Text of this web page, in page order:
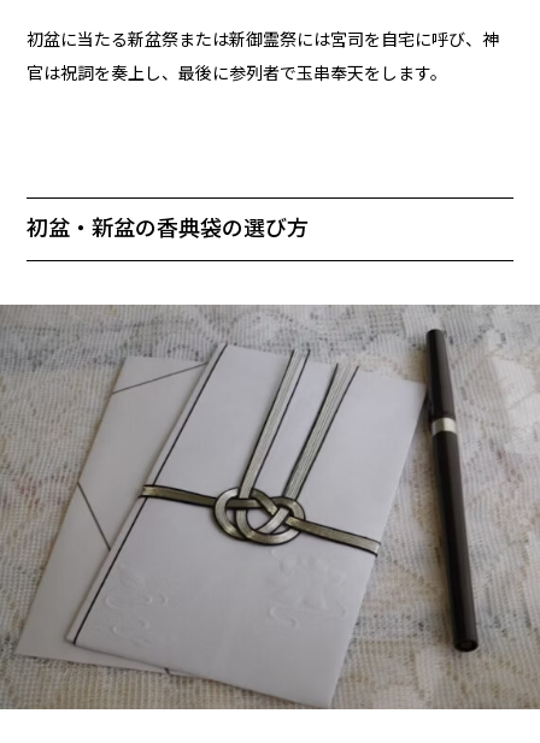
初盆に当たる新盆祭または新御霊祭には宮司を自宅に呼び、神
官は祝詞を奏上し、最後に参列者で玉串奉天をします。
初盆・新盆の香典袋の選び方